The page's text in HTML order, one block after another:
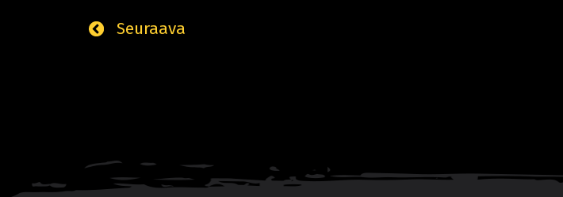
Seuraava